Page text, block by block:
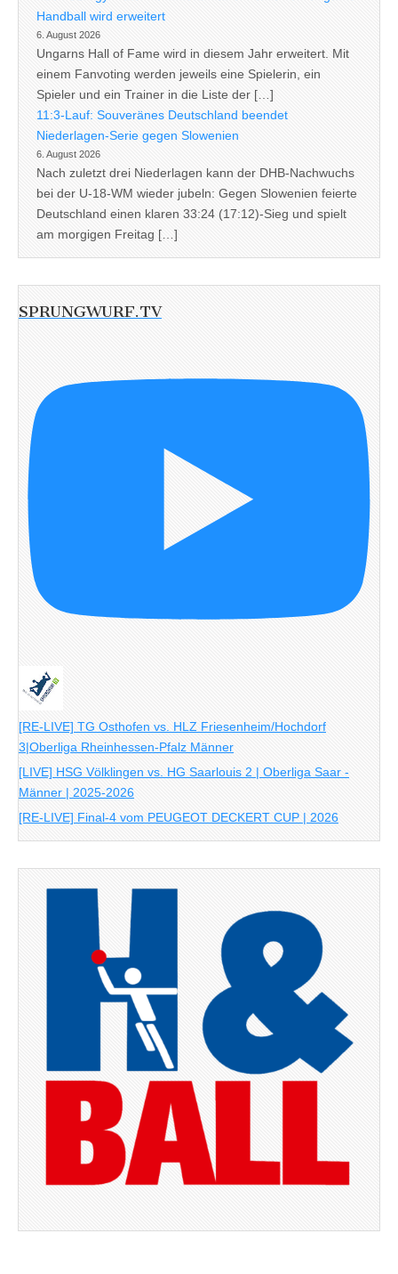
Handball wird erweitert
6. August 2026
Ungarns Hall of Fame wird in diesem Jahr erweitert. Mit
einem Fanvoting werden jeweils eine Spielerin, ein
Spieler und ein Trainer in die Liste der […]
11:3-Lauf: Souveränes Deutschland beendet
Niederlagen-Serie gegen Slowenien
6. August 2026
Nach zuletzt drei Niederlagen kann der DHB-Nachwuchs
bei der U-18-WM wieder jubeln: Gegen Slowenien feierte
Deutschland einen klaren 33:24 (17:12)-Sieg und spielt
am morgigen Freitag […]
SPRUNGWURF.TV
[RE-LIVE] TG Osthofen vs. HLZ Friesenheim/Hochdorf
3|Oberliga Rheinhessen-Pfalz Männer
[LIVE] HSG Völklingen vs. HG Saarlouis 2 | Oberliga Saar -
Männer | 2025-2026
[RE-LIVE] Final-4 vom PEUGEOT DECKERT CUP | 2026